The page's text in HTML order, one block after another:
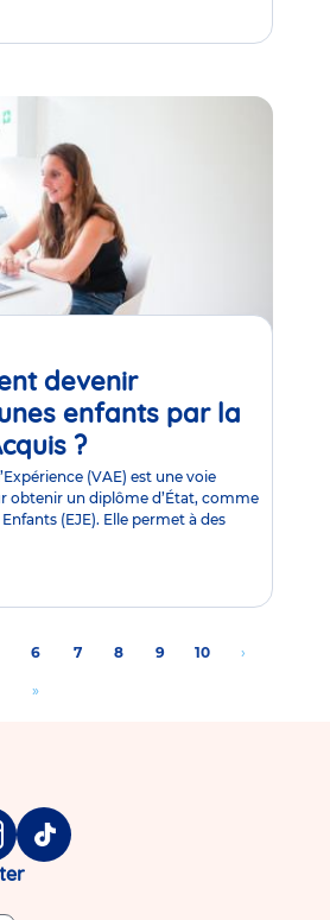
devenir
enfants par la
?Article
(VAE) est une voie
obtenir un diplôme d’État, comme
(EJE). Elle permet à des
Page
6 Page
7 Page
8 Page
9 Page
10
Aller
›
Aller
page
»
Tiktok